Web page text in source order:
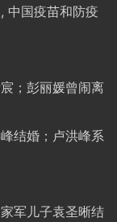
中国疫苗和防疫
；彭丽媛曾闹离
结婚；卢洪峰系
军儿子袁圣晰结